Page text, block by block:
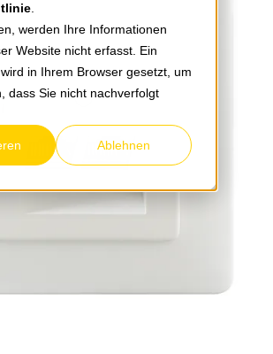
werden Ihre Informationen
Website nicht erfasst. Ein
in Ihrem Browser gesetzt, um
dass Sie nicht nachverfolgt
Ablehnen